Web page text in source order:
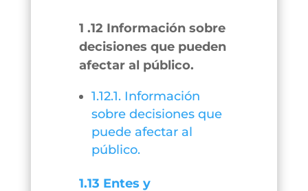
1 .12 Información sobre
decisiones que pueden
afectar al público.
1.12.1. Información
sobre decisiones que
puede afectar al
público.
1.13 Entes y